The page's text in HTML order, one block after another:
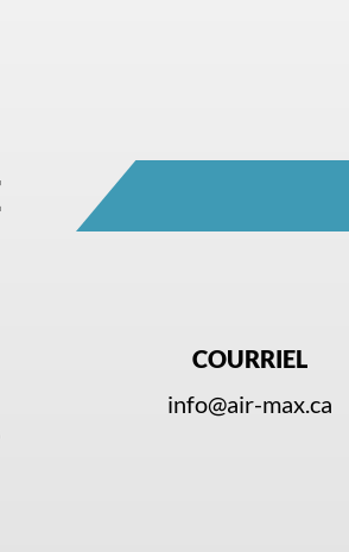
COURRIEL
info@air-max.ca